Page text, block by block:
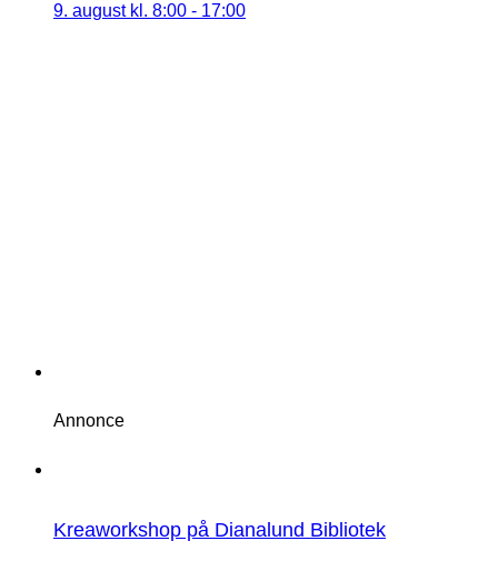
9. august kl. 8:00 - 17:00
Annonce
Kreaworkshop på Dianalund Bibliotek